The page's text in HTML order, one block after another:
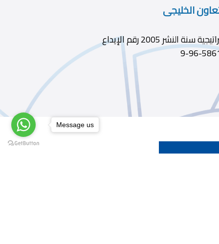
الخليجى
ديوى 320.953 الطبعة 1 الناشر مركز الخليج للدراسات الاستراتيجية سنة النشر 2005 رقم الإيداع
Message us